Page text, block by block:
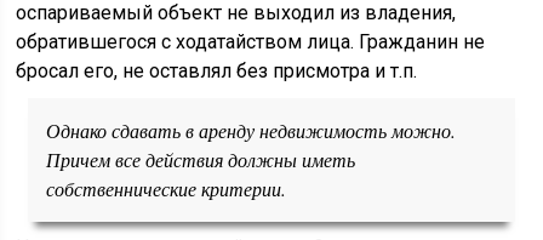
оспариваемый объект не выходил из владения,
обратившегося с ходатайством лица. Гражданин не
бросал его, не оставлял без присмотра и т.п.
Однако сдавать в аренду недвижимость можно.
Причем все действия должны иметь
собственнические критерии.